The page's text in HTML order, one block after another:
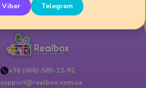
Viber Telegram
+38 (066)-585-13-92
support@realbox.com.ua